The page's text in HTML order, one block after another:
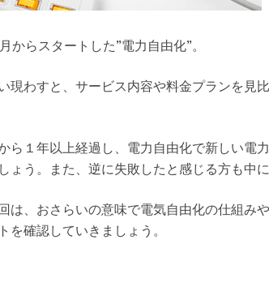
からスタートした”電力自由化”。
現わすと、サービス内容や料金プランを見
ら１年以上経過し、電力自由化で新しい電
ょう。また、逆に失敗したと感じる方も中
は、おさらいの意味で電気自由化の仕組み
を確認していきましょう 。